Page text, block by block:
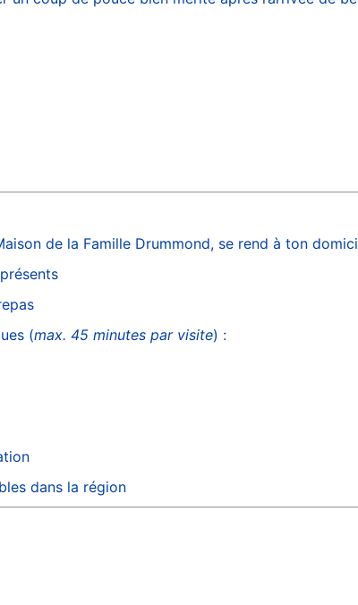
de la Famille Drummond, se rend à ton
(max. 45 minutes par visite) :
dans la région